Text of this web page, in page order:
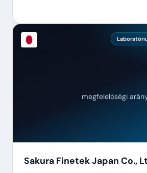
megfelelőségi
Sakura Finetek Japan Co.,